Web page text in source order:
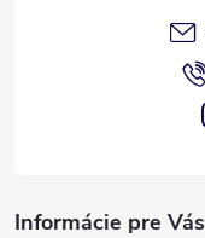
Informácie pre Vás